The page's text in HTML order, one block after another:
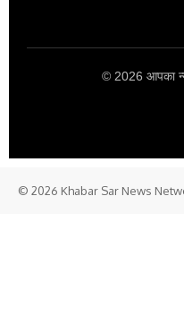
© 2026 आपका
© 2026 Khabar Sar News